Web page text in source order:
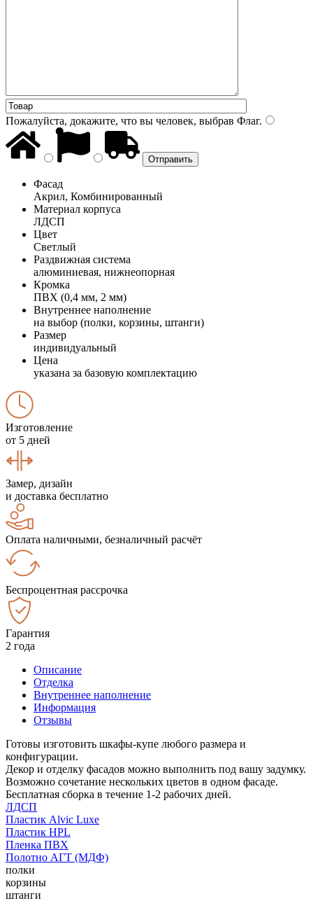
Пожалуйста, докажите, что вы человек, выбрав Флаг.
Фасад
Акрил, Комбинированный
Материал корпуса
ЛДСП
Цвет
Светлый
Раздвижная система
алюминиевая, нижнеопорная
Кромка
ПВХ (0,4 мм, 2 мм)
Внутреннее наполнение
на выбор (полки, корзины, штанги)
Размер
индивидуальный
Цена
указана за базовую комплектацию
Изготовление
от 5 дней
Замер, дизайн
и доставка бесплатно
Оплата наличными, безналичный расчёт
Беспроцентная рассрочка
Гарантия
2 года
Описание
Отделка
Внутреннее наполнение
Информация
Отзывы
Готовы изготовить шкафы-купе любого размера и
конфигурации.
Декор и отделку фасадов можно выполнить под вашу задумку.
Возможно сочетание нескольких цветов в одном фасаде.
Бесплатная сборка в течение 1-2 рабочих дней.
ЛДСП
Пластик Alvic Luxe
Пластик HPL
Пленка ПВХ
Полотно АГТ (МДФ)
полки
корзины
штанги